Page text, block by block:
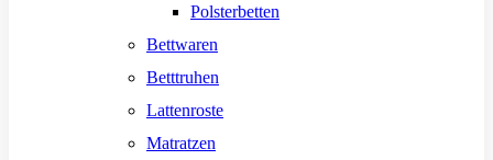
Polsterbetten
Bettwaren
Betttruhen
Lattenroste
Matratzen